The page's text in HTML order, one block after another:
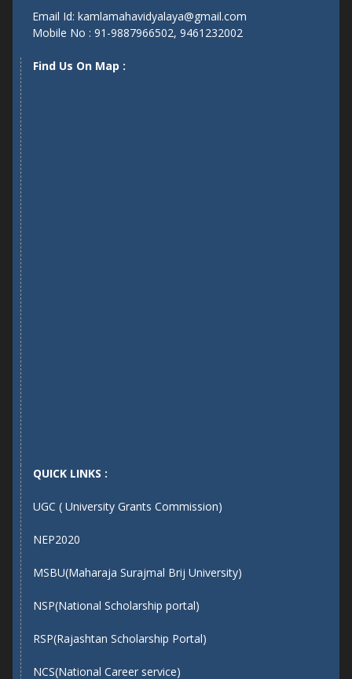
Email Id: kamlamahavidyalaya@gmail.com
Mobile No : 91-9887966502, 9461232002
Find Us On Map :
QUICK LINKS :
UGC ( University Grants Commission)
NEP2020
MSBU(Maharaja Surajmal Brij University)
NSP(National Scholarship portal)
RSP(Rajashtan Scholarship Portal)
NCS(National Career service)